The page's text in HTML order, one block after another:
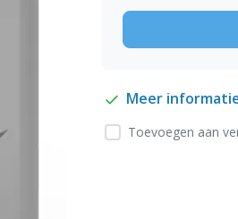
Meer
Toevoegen aan